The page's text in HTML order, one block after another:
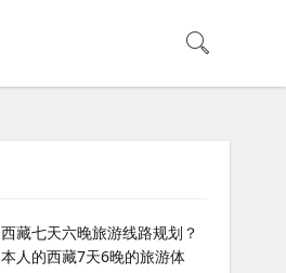
西藏七天六晚旅游线路规划？
本人的西藏7天6晚的旅游体